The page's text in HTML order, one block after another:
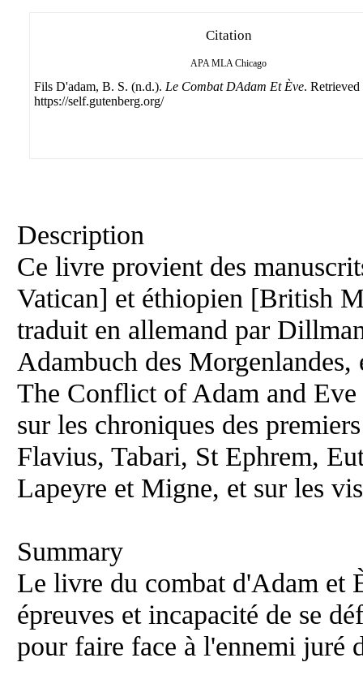
Citation
APA MLA Chicago
Fils D'adam, B. S. (n.d.). Le Combat DAdam Et Ève.
https://self.gutenberg.org/
Description
Ce livre provient des
Vatican] et éthiopien [British
traduit en allemand par
Adambuch des
The Conflict of Adam and Eve
sur les chroniques des
Flavius, Tabari, St Ephrem,
Lapeyre et Migne, et sur les
Summary
Le livre du combat d'Adam et
épreuves et incapacité de se
pour faire face à l'ennemi juré